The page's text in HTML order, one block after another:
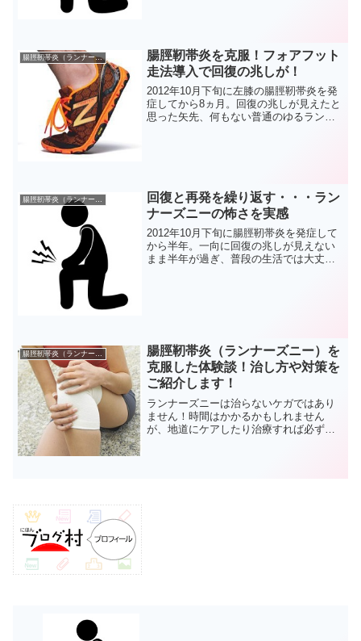
腸脛靭帯炎（ランナーズニー）
腸脛靭帯炎を克服！フォアフット
走法導入で回復の兆しが！
2012年10月下旬に左膝の腸脛靭帯炎を発
症してから8ヵ月。回復の兆しが見えたと
思った矢先、何もない普通のゆるランで
回復と再発を繰り返す・・・ラン
ナーズニーの怖さを実感
2012年10月下旬に腸脛靭帯炎を発症して
から半年。一向に回復の兆しが見えない
まま半年が過ぎ、普段の生活では大丈夫
腸脛靭帯炎（ランナーズニー）を
克服した体験談！治し方や対策を
ご紹介します！
ランナーズニーは治らないケガではあり
ません！時間はかかるかもしれません
が、地道にケアしたり治療すれば必ず改